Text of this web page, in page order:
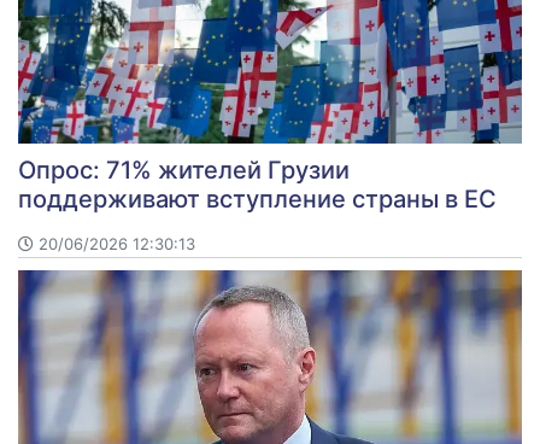
Опрос: 71% жителей Грузии
поддерживают вступление страны в ЕС
20/06/2026 12:30:13